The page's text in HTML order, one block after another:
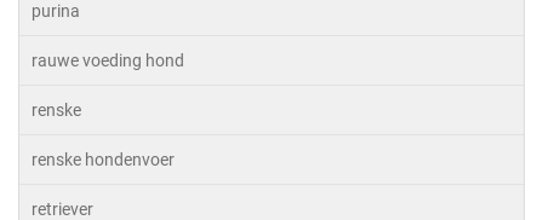
purina
rauwe voeding hond
renske
renske hondenvoer
retriever